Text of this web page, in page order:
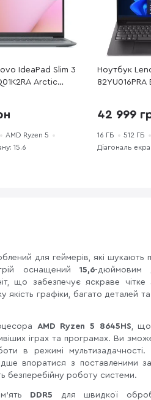
IdeaPad Slim 3
Arctic
ГБ / Radeon
AMD Ryzen 5
15.6
Ноутбук
SSD 512 ГБ /
42 999
16 ГБ 512 ГБ
Діагональ
для геймерів, які шукають
оснащений 15,6-дюймовим
що забезпечує яскраве чітке
графіки, багато деталей та
AMD Ryzen 5 8645HS, що
іграх та програмах. Ви
в режимі мультизадачності.
впоратися з поставленими
безперебійну роботу системи.
DDR5 для швидкої